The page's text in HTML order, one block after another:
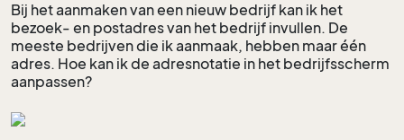
Bij het aanmaken van een nieuw bedrijf kan ik het
bezoek- en postadres van het bedrijf invullen. De
meeste bedrijven die ik aanmaak, hebben maar één
adres. Hoe kan ik de adresnotatie in het bedrijfsscherm
aanpassen?